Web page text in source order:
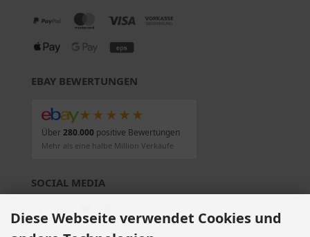
EBAY BEWERTUNGEN
★★★★★
Über280.000positive Bewertungen
Mehr als eine halbe Million Verkäufe
SOCIAL MEDIA
Diese Webseite verwendet Cookies und